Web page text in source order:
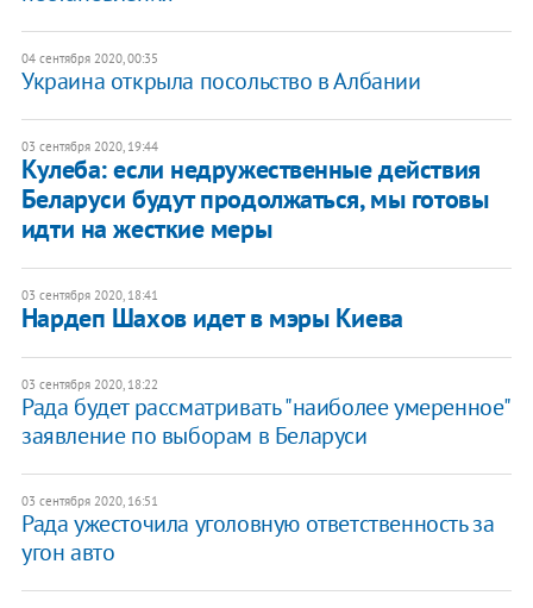
04 сентября 2020, 00:35
Украина открыла посольство в Албании
03 сентября 2020, 19:44
Кулеба: если недружественные действия
Беларуси будут продолжаться, мы готовы
идти на жесткие меры
03 сентября 2020, 18:41
Нардеп Шахов идет в мэры Киева
03 сентября 2020, 18:22
Рада будет рассматривать "наиболее умеренное"
заявление по выборам в Беларуси
03 сентября 2020, 16:51
Рада ужесточила уголовную ответственность за
угон авто